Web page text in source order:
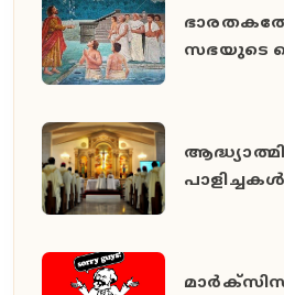
സഭയുടെ
പാളിച്ചകള്‍